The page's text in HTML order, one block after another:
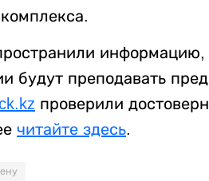
информацию,
будут преподавать
проверили
читайте здесь.
ену